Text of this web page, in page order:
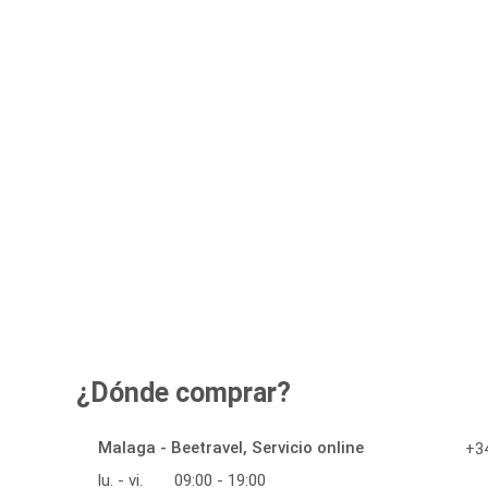
¿Dónde comprar?
Malaga - Beetravel, Servicio online
lu. - vi.
09:00 - 19:00